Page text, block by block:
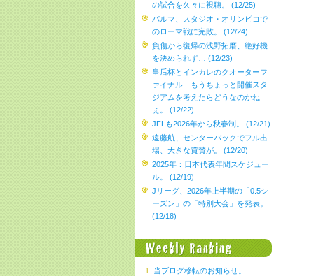
の試合を久々に視聴。 (12/25)
パルマ、スタジオ・オリンピコで
のローマ戦に完敗。 (12/24)
負傷から復帰の浅野拓磨、絶好機
を決められず… (12/23)
皇后杯とインカレのクオーターフ
ァイナル…もうちょっと開催スタ
ジアムを考えたらどうなのかね
ぇ。 (12/22)
JFLも2026年から秋春制。 (12/21)
遠藤航、センターバックでフル出
場、大きな賞賛が。 (12/20)
2025年：日本代表年間スケジュー
ル。 (12/19)
Jリーグ、2026年上半期の「0.5シ
ーズン」の「特別大会」を発表。
(12/18)
当ブログ移転のお知らせ。